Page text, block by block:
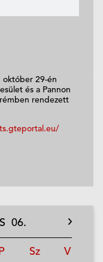
október 29-én
és a Pannon
rendezett
gteportal.eu/
06.
Sz V